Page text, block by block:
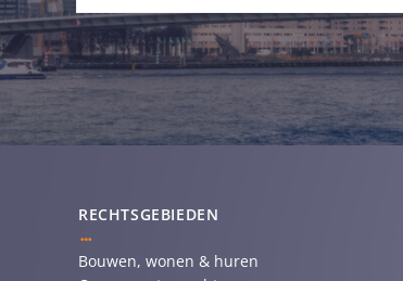
RECHTSGEBIEDEN
Bouwen, wonen & huren